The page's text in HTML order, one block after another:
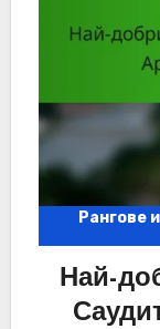
Рангове
Най-